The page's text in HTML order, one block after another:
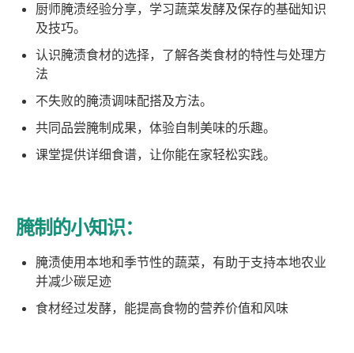
厨师腌渍经验分享，学习蔬菜发酵及保存的基础知识
及技巧。
认识腌渍食材的选择，了解各类食材的特性与处理方
法
不失败的腌渍调味配搭及方法。
共同品尝腌制成果，体验自制美味的乐趣。
课堂️提供详细食谱，让你能在家轻松实践。
腌制的小知识：
腌渍使用本地和季节性的蔬菜，有助于支持本地农业
并减少碳足迹
食材经过发酵，能提高食物的营养价值和风味